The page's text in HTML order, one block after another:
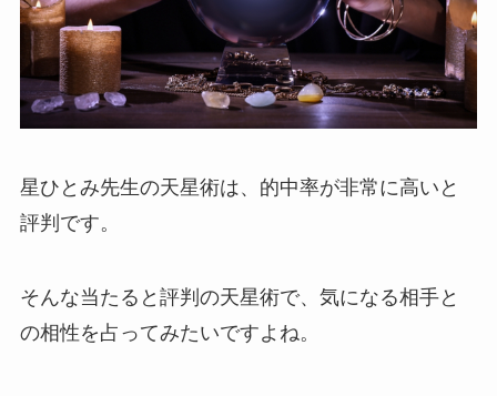
星ひとみ先生の天星術は、的中率が非常に高いと
評判です。
そんな当たると評判の天星術で、気になる相手と
の相性を占ってみたいですよね。